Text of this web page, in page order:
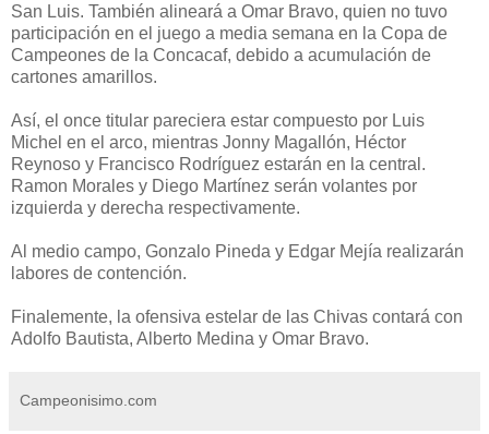
San Luis. También alineará a Omar Bravo, quien no tuvo
participación en el juego a media semana en la Copa de
Campeones de la Concacaf, debido a acumulación de
cartones amarillos.
Así, el once titular pareciera estar compuesto por Luis
Michel en el arco, mientras Jonny Magallón, Héctor
Reynoso y Francisco Rodríguez estarán en la central.
Ramon Morales y Diego Martínez serán volantes por
izquierda y derecha respectivamente.
Al medio campo, Gonzalo Pineda y Edgar Mejía realizarán
labores de contención.
Finalemente, la ofensiva estelar de las Chivas contará con
Adolfo Bautista, Alberto Medina y Omar Bravo.
Campeonisimo.com